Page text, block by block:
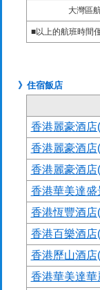
大灣區
■以上的航班時間
》住宿飯店
香港麗豪酒
香港麗豪酒
香港麗豪酒
香港華美達
香港恆豐酒
香港百樂酒
香港歷山酒
香港華美達